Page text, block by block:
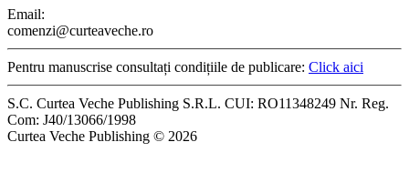
Email:
comenzi@curteaveche.ro
Pentru manuscrise consultați condițiile de publicare: Click aici
S.C. Curtea Veche Publishing S.R.L. CUI: RO11348249 Nr. Reg.
Com: J40/13066/1998
Curtea Veche Publishing © 2026